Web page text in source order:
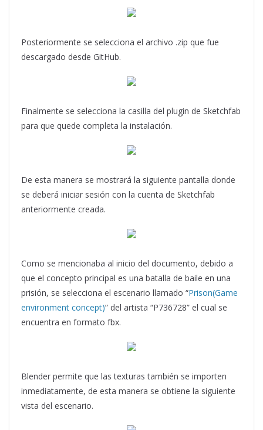
Posteriormente se selecciona el archivo .zip que fue
descargado desde GitHub.
Finalmente se selecciona la casilla del plugin de Sketchfab
para que quede completa la instalación.
De esta manera se mostrará la siguiente pantalla donde
se deberá iniciar sesión con la cuenta de Sketchfab
anteriormente creada.
Como se mencionaba al inicio del documento, debido a
que el concepto principal es una batalla de baile en una
prisión, se selecciona el escenario llamado “Prison(Game
environment concept)” del artista “P736728” el cual se
encuentra en formato fbx.
Blender permite que las texturas también se importen
inmediatamente, de esta manera se obtiene la siguiente
vista del escenario.